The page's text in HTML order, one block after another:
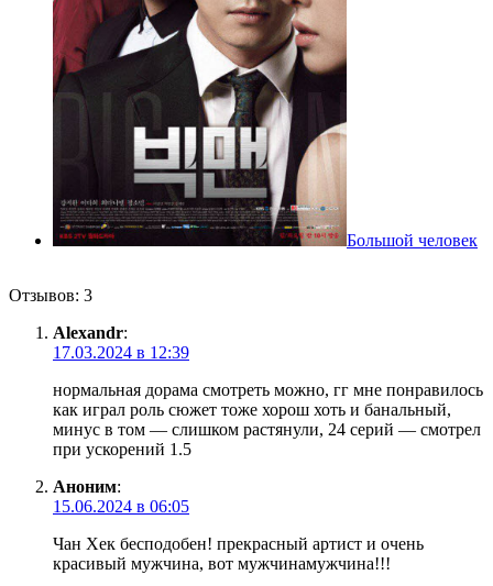
Большой человек
Отзывов: 3
Alexandr:
17.03.2024 в 12:39
нормальная дорама смотреть можно, гг мне понравилось
как играл роль сюжет тоже хорош хоть и банальный,
минус в том — слишком растянули, 24 серий — смотрел
при ускорений 1.5
Аноним:
15.06.2024 в 06:05
Чан Хек бесподобен! прекрасный артист и очень
красивый мужчина, вот мужчинамужчина!!!